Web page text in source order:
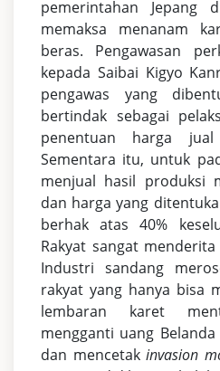
pemerintahan Jepang
memaksa menanam
beras. Pengawasan
kepada Saibai Kigyo
pengawas yang
bertindak sebagai
penentuan harga
Sementara itu, untuk
menjual hasil produksi
dan harga yang
berhak atas 40%
Rakyat sangat
Industri sandang
rakyat yang hanya bisa
lembaran karet
mengganti uang
dan mencetakinvasion